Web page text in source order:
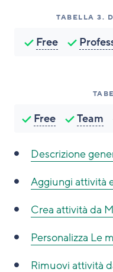
TABELLA 3.
Free
Free Team
Descrizione
Aggiungi attività
Crea attività da
Personalizza Le
Rimuovi attività